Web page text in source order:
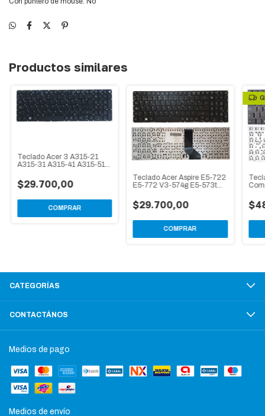
Productos similares
Teclado Acer 3 A315-21
A315-31 A315-41 A315-51
$29.700,00
COMPRAR
Teclado Acer Aspire E5-722
E5-772 V3-574g E5-573t
$29.700,00
COMPRAR
CATEGORÍAS
CONTACTÁNOS
Medios de pago
Medios de envío